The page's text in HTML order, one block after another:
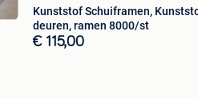
Kunststof Schuiframen,
deuren, ramen 8000/st
€ 115,00